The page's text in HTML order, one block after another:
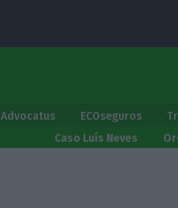
Advocatus ECOseguros
Caso Luís Neves